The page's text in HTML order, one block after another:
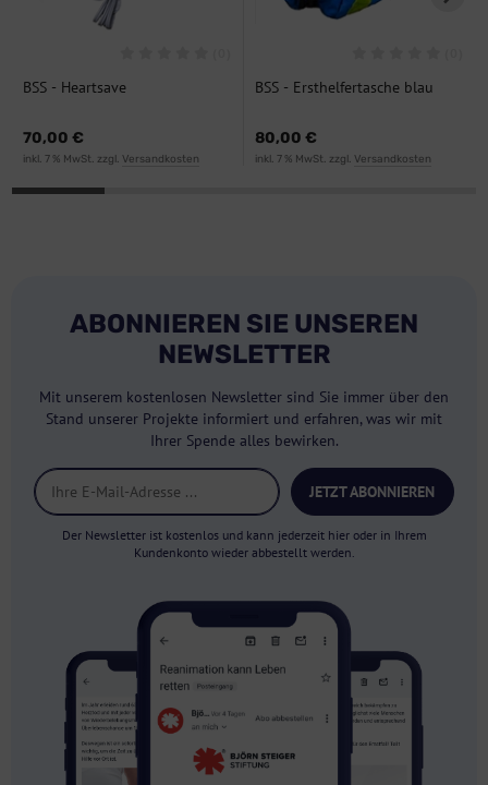
BSS - Heartsave
70,00 €
inkl. 7 % MwSt. zzgl. Versandkosten
BSS - Ersthelfertasche blau
80,00 €
inkl. 7 % MwSt. zzgl. Versandkosten
ABONNIEREN SIE UNSEREN
NEWSLETTER
Mit unserem kostenlosen Newsletter sind Sie immer über den
Stand unserer Projekte informiert und erfahren, was wir mit
Ihrer Spende alles bewirken.
JETZT ABONNIEREN
Der Newsletter ist kostenlos und kann jederzeit hier oder in Ihrem
Kundenkonto wieder abbestellt werden.